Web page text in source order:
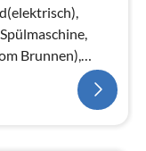
Brunnen),